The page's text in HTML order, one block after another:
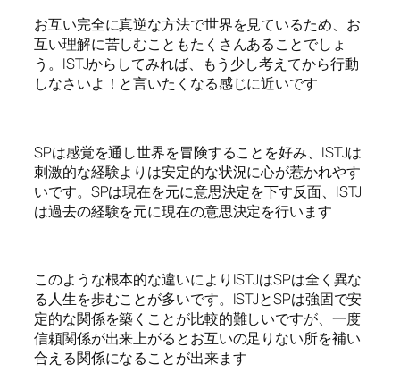
お互い完全に真逆な方法で世界を見ているため、お
互い理解に苦しむこともたくさんあることでしょ
う。ISTJからしてみれば、もう少し考えてから行動
しなさいよ！と言いたくなる感じに近いです
SPは感覚を通し世界を冒険することを好み、ISTJは
刺激的な経験よりは安定的な状況に心が惹かれやす
いです。SPは現在を元に意思決定を下す反面、ISTJ
は過去の経験を元に現在の意思決定を行います
このような根本的な違いによりISTJはSPは全く異な
る人生を歩むことが多いです。ISTJとSPは強固で安
定的な関係を築くことが比較的難しいですが、一度
信頼関係が出来上がるとお互いの足りない所を補い
合える関係になることが出来ます